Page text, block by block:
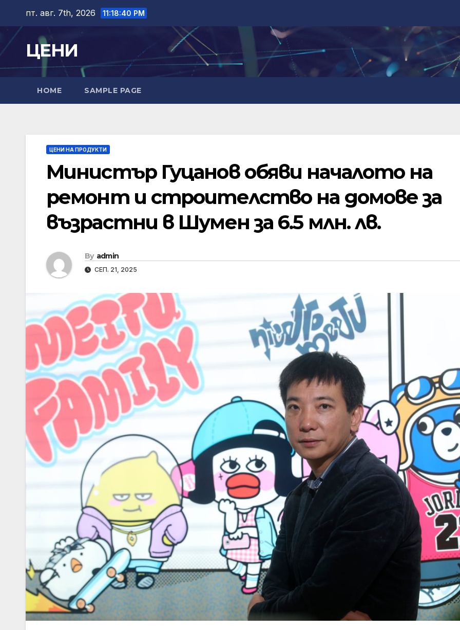
content
пт. авг. 7th, 2026 11:18:41 PM
ЦЕНИ
HOME SAMPLE PAGE
ЦЕНИ НА ПРОДУКТИ
Министър Гуцанов обяви началото на
ремонт и строителство на домове за
възрастни в Шумен за 6.5 млн. лв.
By admin
СЕП. 21, 2025